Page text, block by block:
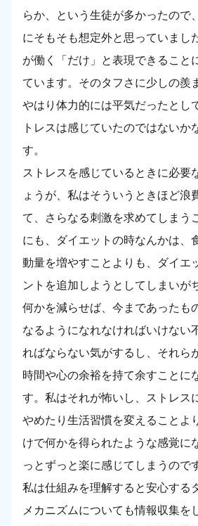
らか、という生徒が多かったので
にそもそも想定外と思っていまし
が働く「だけ」と表現できること
ています。そのタフさに少しの羨
やはり体力的には平気だったとし
トレスは感じていたのではないか
す。
ストレスを感じているときに必要
ょうが、私はそういうときほど浪
て、さらなる刺激を求めてしまう
にも、ダイエットの時なんかは、
動量を増やすことよりも、ダイエ
ントを追加しようとしてしまいが
何かを減らせば、今まであったも
なるようになれなければいけない
ればならない気がするし、それら
時間や心の余裕を持て余すことに
す。私はそれが怖いし、ストレス
やめたり生活習慣を変えることよ
けで何かを得られたような感覚に
っとずっと楽に感じてしまうので
私は仕組みを理解すると安心する
メカニズムについても情報収集を